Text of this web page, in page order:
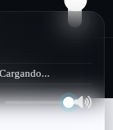
Cargando...